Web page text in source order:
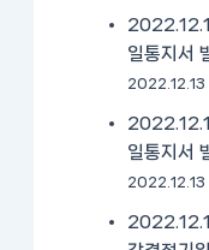
일통지서
2022.12.13
일통지서
2022.12.13